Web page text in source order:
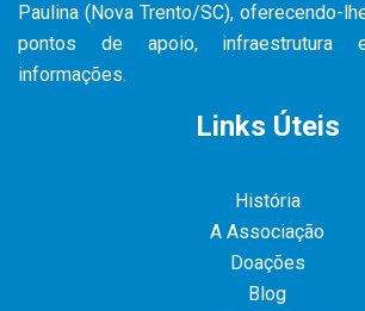
Paulina (Nova Trento/SC), oferecendo-
pontos de apoio, infraestrutura e
informações.
Links Úteis
História
A Associação
Doações
Blog